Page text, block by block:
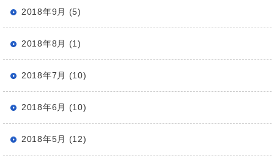
2018年9月 (5)
2018年8月 (1)
2018年7月 (10)
2018年6月 (10)
2018年5月 (12)